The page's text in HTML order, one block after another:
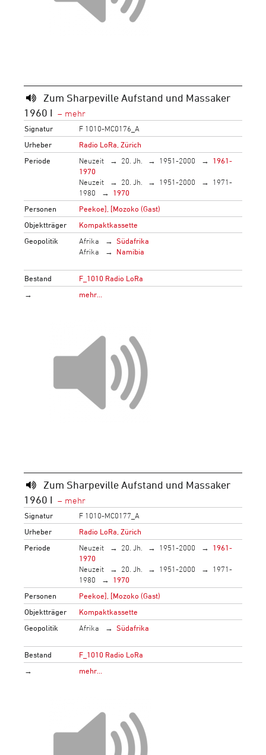
Zum Sharpeville Aufstand und Massaker
1960 I
Signatur
F 1010-MC0176_A
Urheber
Radio LoRa, Zürich
Periode
Neuzeit 20. Jh. 1951-2000
1961-
1970
Neuzeit
20. Jh. 1951-2000
1971-
1980
1970
Personen
Peekoe], [Mozoko (Gast)
Objektträger
Kompaktkassette
Geopolitik
Afrika
Südafrika
Afrika
Namibia
Bestand
F_1010 Radio LoRa
→
mehr…
Zum Sharpeville Aufstand und Massaker
1960 I
Signatur
F 1010-MC0177_A
Urheber
Radio LoRa, Zürich
Periode
Neuzeit 20. Jh. 1951-2000
1961-
1970
Neuzeit
20. Jh. 1951-2000
1971-
1980
1970
Personen
Peekoe], [Mozoko (Gast)
Objektträger
Kompaktkassette
Geopolitik
Afrika Südafrika
Bestand
F_1010 Radio LoRa
→
mehr…